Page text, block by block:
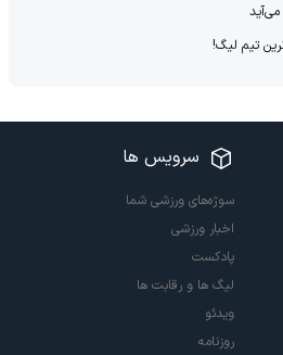
تیم لیگ!
سرویس ها
سوژه‌های ورزشی شما
اخبار ورزشی
پادکست
لیگ ها و رقابت ها
ویدئو
روزنامه